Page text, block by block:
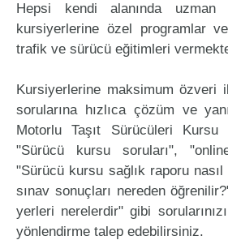
Hepsi kendi alanında
kursiyerlerine özel programlar
trafik ve sürücü eğitimleri
Kursiyerlerine maksimum özveri
sorularına hızlıca çözüm ve
Motorlu Taşıt Sürücüleri
"Sürücü kursu soruları",
"Sürücü kursu sağlık raporu
sınav sonuçları nereden
yerleri nerelerdir" gibi
yönlendirme talep edebilirsiniz.